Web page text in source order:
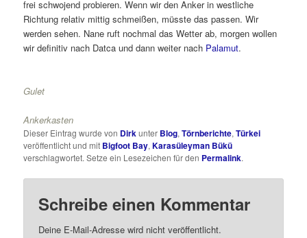
frei schwojend probieren. Wenn wir den Anker in westliche
Richtung relativ mittig schmeißen, müsste das passen. Wir
werden sehen. Nane ruft nochmal das Wetter ab, morgen wollen
wir definitiv nach Datca und dann weiter nach Palamut.
Gulet
Ankerkasten
Dieser Eintrag wurde von Dirkunter Blog,Törnberichte,Türkei
veröffentlicht und mit Bigfoot Bay,Karasüleyman Bükü
verschlagwortet. Setze ein Lesezeichen für den Permalink.
Schreibe einen Kommentar
Deine E-Mail-Adresse wird nicht veröffentlicht.